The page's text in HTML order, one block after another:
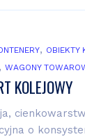
, OBIEKTY
, WAGONY
KOLEJOWY
o